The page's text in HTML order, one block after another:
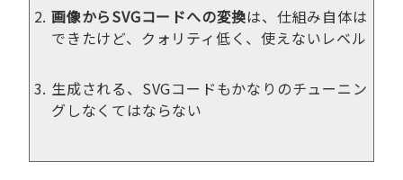
画像からSVGコードへの変換は、仕組み自体は
できたけど、クォリティ低く、使えないレベル
生成される、SVGコードもかなりのチューニン
グしなくてはならない